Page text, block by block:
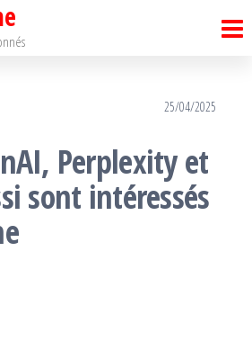
25/04/2025
Perplexity et
sont intéressés